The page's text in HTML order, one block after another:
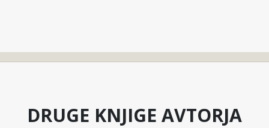
DRUGE KNJIGE AVTORJA